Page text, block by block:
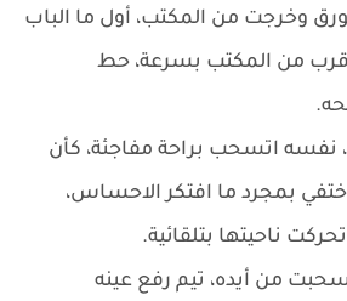
وخرجت من المكتب، أول ما الباب
قرب من المكتب بسرعة، حط
نفسه اتسحب براحة مفاجئة، كأن
اختفي بمجرد ما افتكر الاحساس،
ناحيتها بتلقائية.
من أيده، تيم رفع عينه